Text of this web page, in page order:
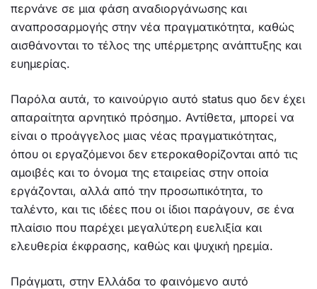
περνάνε σε μια φάση αναδιοργάνωσης και
αναπροσαρμογής στην νέα πραγματικότητα, καθώς
αισθάνονται το τέλος της υπέρμετρης ανάπτυξης και
ευημερίας.
Παρόλα αυτά, το καινούργιο αυτό status quo δεν έχει
απαραίτητα αρνητικό πρόσημο. Αντίθετα, μπορεί να
είναι ο προάγγελος μιας νέας πραγματικότητας,
όπου οι εργαζόμενοι δεν ετεροκαθορίζονται από τις
αμοιβές και το όνομα της εταιρείας στην οποία
εργάζονται, αλλά από την προσωπικότητα, το
ταλέντο, και τις ιδέες που οι ίδιοι παράγουν, σε ένα
πλαίσιο που παρέχει μεγαλύτερη ευελιξία και
ελευθερία έκφρασης, καθώς και ψυχική ηρεμία.
Πράγματι, στην Ελλάδα το φαινόμενο αυτό